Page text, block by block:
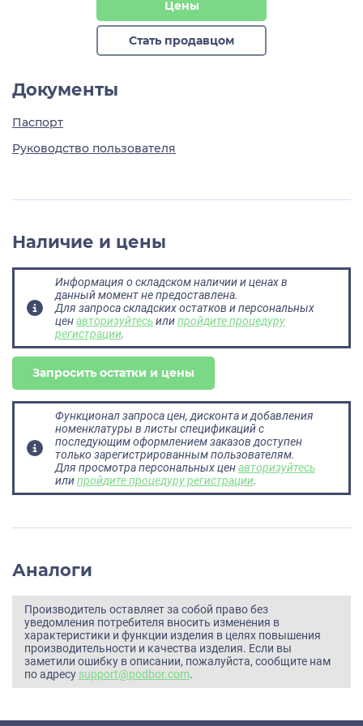
Цены
Стать продавцом
Документы
Паспорт
Руководство пользователя
Наличие и цены
Информация о складском наличии и ценах в
данный момент не предоставлена.
Для запроса складских остатков и персональных
ценавторизуйтесьилипройдите процедуру
регистрации.
Запросить остатки и цены
Функционал запроса цен, дисконта и добавления
номенклатуры в листы спецификаций с
последующим оформлением заказов доступен
только зарегистрированным пользователям.
Для просмотра персональных ценавторизуйтесь
илипройдите процедуру регистрации.
Аналоги
Производитель оставляет за собой право без
уведомления потребителя вносить изменения в
характеристики и функции изделия в целях повышения
производительности и качества изделия. Если вы
заметили ошибку в описании, пожалуйста, сообщите нам
по адресу support@podbor.com.